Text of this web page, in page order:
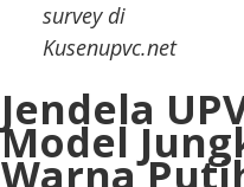
survey di
Kusenupvc.net
Jendela
Model
Warna